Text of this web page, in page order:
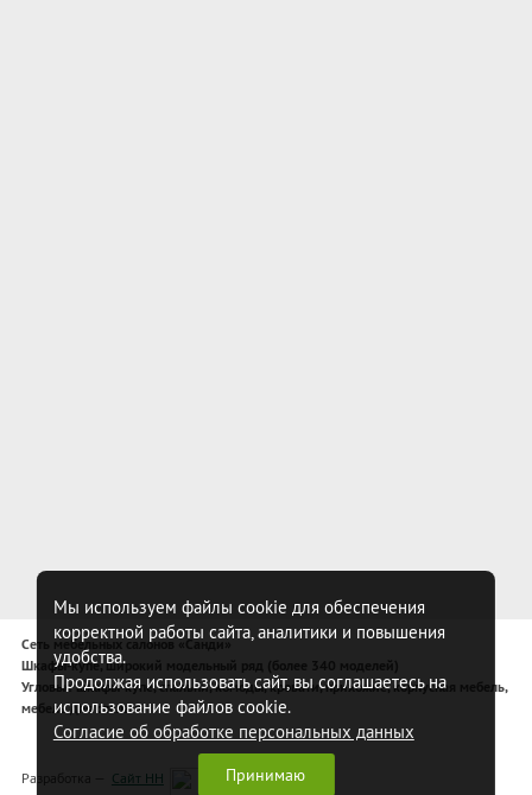
Сеть мебельных салонов «Санди»
Шкафы-купе, широкий модельный ряд (более 340 моделей)
Угловые шкафы-купе, спальни, комоды, кровати, прихожие, корпусная мебель,
мебель для спальни
Разработка — Сайт НН
Мы используем файлы cookie для обеспечения
корректной работы сайта, аналитики и повышения
удобства.
Продолжая использовать сайт, вы соглашаетесь на
использование файлов cookie.
Согласие об обработке персональных данных
Принимаю